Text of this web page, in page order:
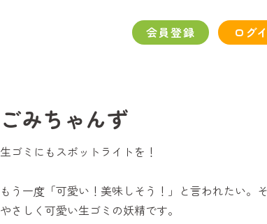
会員登録 ログ
ごみちゃんず
生ゴミにもスポットライトを！
もう一度「可愛い！美味しそう！」と言われたい。
やさしく可愛い生ゴミの妖精です。